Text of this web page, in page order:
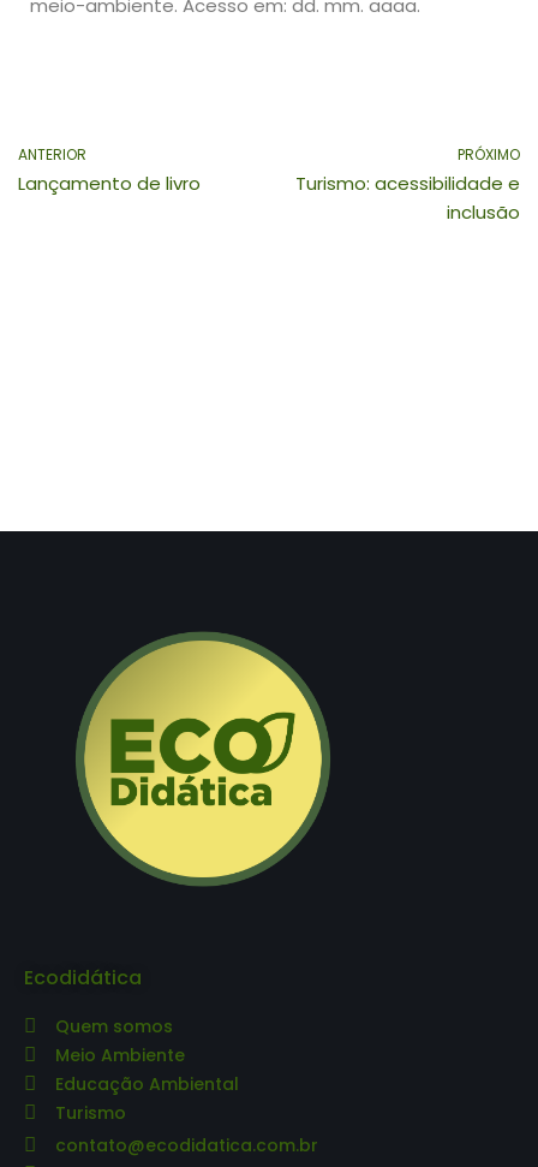
meio-ambiente. Acesso em: dd. mm. aaaa.
ANTERIOR
Lançamento de livro
PRÓXIMO
Turismo: acessibilidade e
inclusão
Ecodidática
Quem somos
Meio Ambiente
Educação Ambiental
Turismo
contato@ecodidatica.com.br